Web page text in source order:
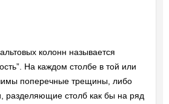
колонн называется
На каждом столбе в той или
поперечные трещины, либо
разделяющие столб как бы на ряд